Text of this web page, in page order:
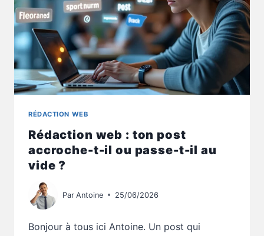
?
RÉDACTION WEB
Rédaction web : ton post
accroche-t-il ou passe-t-il au
vide ?
Par Antoine 25/06/2026
Bonjour à tous ici Antoine. Un post qui